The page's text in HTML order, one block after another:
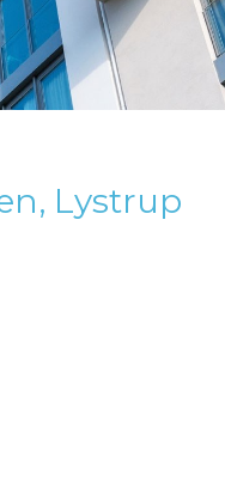
Lystrup